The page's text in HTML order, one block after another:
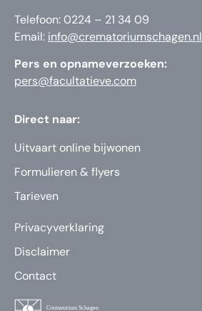
Telefoon: 0224 – 21 34 09
Email: info@crematoriumschagen.nl
Pers en opnameverzoeken:
pers@facultatieve.com
Direct naar:
Uitvaart online bijwonen
Formulieren & flyers
Tarieven
Privacyverklaring
Disclaimer
Contact